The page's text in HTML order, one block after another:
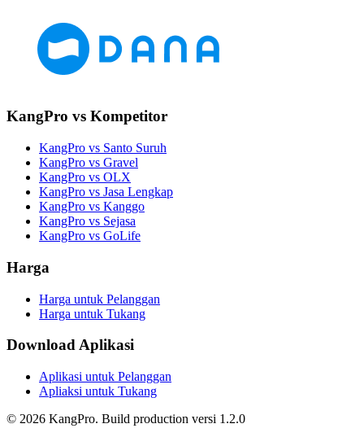
KangPro vs Kompetitor
KangPro vs Santo Suruh
KangPro vs Gravel
KangPro vs OLX
KangPro vs Jasa Lengkap
KangPro vs Kanggo
KangPro vs Sejasa
KangPro vs GoLife
Harga
Harga untuk Pelanggan
Harga untuk Tukang
Download Aplikasi
Aplikasi untuk Pelanggan
Apliaksi untuk Tukang
© 2026 KangPro. Build production versi 1.2.0